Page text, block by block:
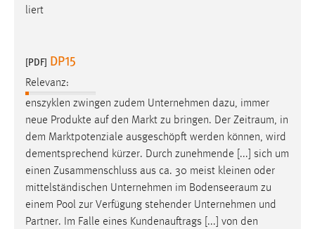
liert
[PDF] DP15
Relevanz:
enszyklen zwingen zudem Unternehmen dazu, immer
neue Produkte auf den Markt zu bringen. Der Zeitraum, in
dem Marktpotenziale ausgeschöpft werden können, wird
dementsprechend kürzer. Durch zunehmende [...] sich um
einen Zusammenschluss aus ca. 30 meist kleinen oder
mittelständischen Unternehmen im Bodenseeraum zu
einem Pool zur Verfügung stehender Unternehmen und
Partner. Im Falle eines Kundenauftrags [...] von den